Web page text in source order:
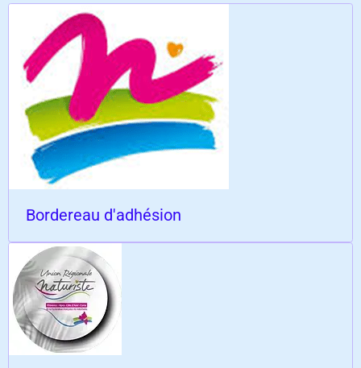
Bordereau d'adhésion